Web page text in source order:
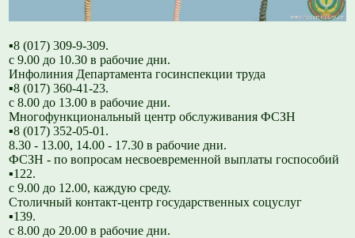
▪️8 (017) 309-9-309.
с 9.00 до 10.30 в рабочие дни.
Инфолиния Департамента госинспекции труда
▪️8 (017) 360-41-23.
с 8.00 до 13.00 в рабочие дни.
Многофункциональный центр обслуживания ФСЗН
▪️8 (017) 352-05-01.
8.30 - 13.00, 14.00 - 17.30 в рабочие дни.
ФСЗН - по вопросам несвоевременной выплаты госпособий
▪️122.
с 9.00 до 12.00, каждую среду.
Столичный контакт-центр государственных соцуслуг
▪️139.
с 8.00 до 20.00 в рабочие дни.